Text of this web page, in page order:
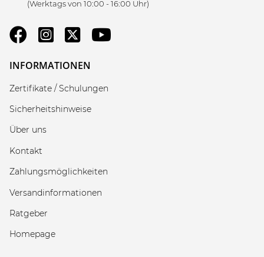
(Werktags von 10:00 - 16:00 Uhr)
INFORMATIONEN
Zertifikate / Schulungen
Sicherheitshinweise
Über uns
Kontakt
Zahlungsmöglichkeiten
Versandinformationen
Ratgeber
Homepage